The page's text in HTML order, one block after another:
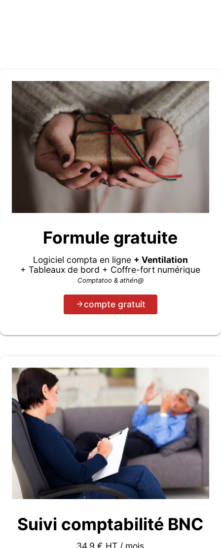
Formule gratuite
Logiciel compta en ligne + Ventilation
+ Tableaux de bord + Coffre-fort numérique
Comptatoo & athén@
compte gratuit
Suivi comptabilité BNC
34.9 € HT / mois